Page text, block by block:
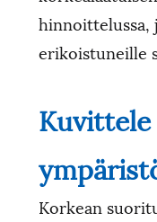
hinnoittelussa,
erikoistuneille
Kuvittele
Korkean